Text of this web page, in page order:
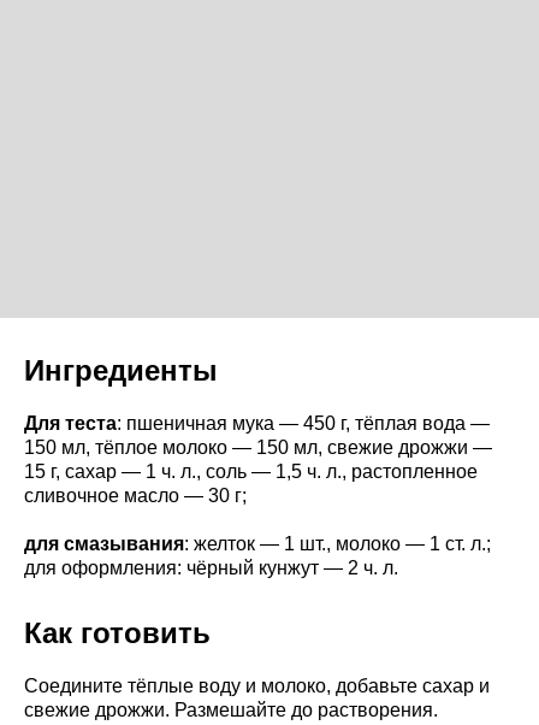
Ингредиенты
Для теста: пшеничная мука — 450 г, тёплая вода —
150 мл, тёплое молоко — 150 мл, свежие дрожжи —
15 г, сахар — 1 ч. л., соль — 1,5 ч. л., растопленное
сливочное масло — 30 г;
для смазывания: желток — 1 шт., молоко — 1 ст. л.;
для оформления: чёрный кунжут — 2 ч. л.
Как готовить
Соедините тёплые воду и молоко, добавьте сахар и
свежие дрожжи. Размешайте до растворения.